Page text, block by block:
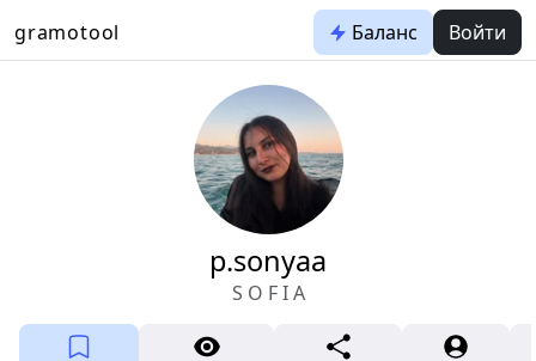
gramotool Баланс Войти
p.sonyaa
S O F I A